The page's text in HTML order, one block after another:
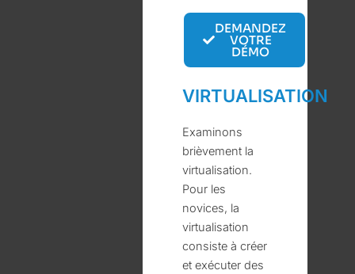
DEMANDEZ
VOTRE
DÉMO
VIRTUALISATION
Examinons
brièvement la
virtualisation.
Pour les
novices, la
virtualisation
consiste à créer
et exécuter des